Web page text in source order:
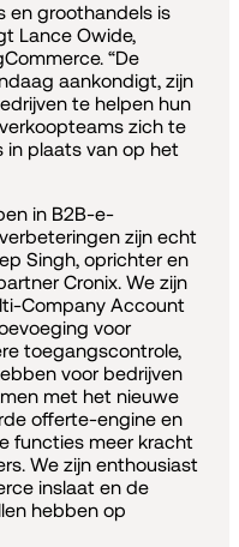
en groothandels is
Lance Owide,
“De
aankondigt, zijn
te helpen hun
zich te
in plaats van op het
in B2B-e-
zijn echt
Singh, oprichter en
Cronix. We zijn
Company Account
voor
toegangscontrole,
voor bedrijven
met het nieuwe
offerte-engine en
functies meer kracht
We zijn enthousiast
inslaat en de
hebben op